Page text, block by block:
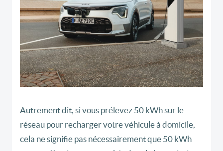
Autrement dit, si vous prélevez 50 kWh sur le
réseau pour recharger votre véhicule à domicile,
cela ne signifie pas nécessairement que 50 kWh